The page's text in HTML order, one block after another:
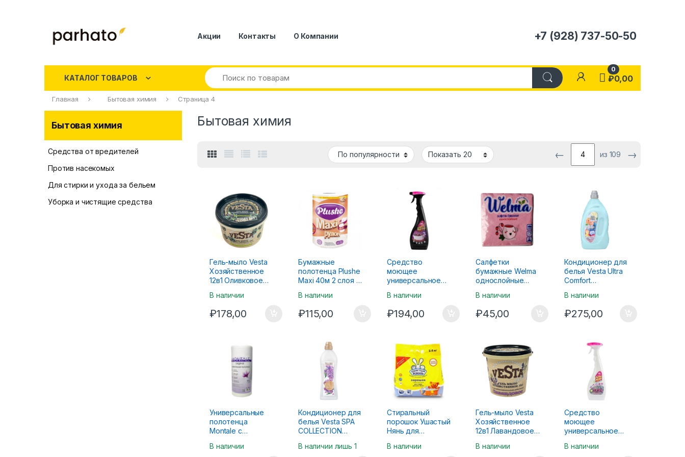
Акции Контакты О Компании +7 (928) 737-50-50
КАТАЛОГ ТОВАРОВ
0
₽0,00
Главная Бытовая химия Страница 4
Бытовая химия
← из 109 →
Гель-мыло Vesta
Хозяйственное
12в1 Оливковое
В наличии
₽178,00
Бумажные
полотенца Plushe
Maxi 40м 2 слоя 1
В наличии
₽115,00
Средство
моющее
универсальное
известкового
налета и
ржавчины 750мл
В наличии
₽194,00
Салфетки
бумажные Welma
однослойные
В наличии
₽45,00
Кондиционер для
белья Vesta Ultra
Comfort
цвета 2л
В наличии
₽275,00
Универсальные
полотенца
Montale с
70шт
В наличии
Кондиционер для
белья Vesta SPA
COLLECTION
В наличии лишь 1
Стиральный
порошок Ушастый
Нянь для
2,4кг
В наличии
Гель-мыло Vesta
Хозяйственное
12в1 Лавандовое
В наличии
Средство
моющее
универсальное
750мл
В наличии
Бытовая химия
Средства от вредителей
Против насекомых
Для стирки и ухода за бельем
Уборка и чистящие средства